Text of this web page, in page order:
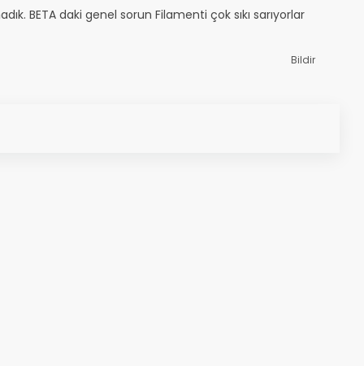
BETA daki genel sorun Filamenti çok sıkı sarıyorlar
Bildir